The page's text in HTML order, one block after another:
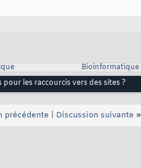
Bioinformatique
pour les raccourcis vers des sites ?
précédente Discussion suivante »